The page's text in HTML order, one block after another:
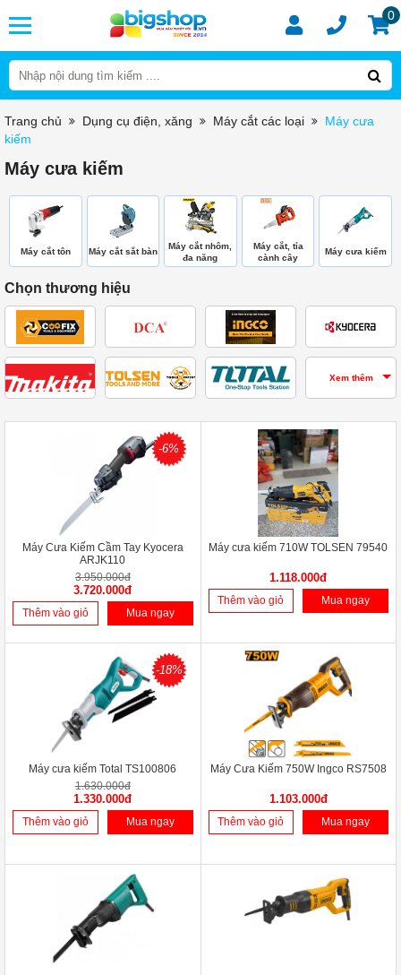
0
Trang chủ Dụng cụ điện, xăng Máy cắt các loại
Máy cưa
kiếm
Máy cưa kiếm
Máy cắt tôn Máy cắt sắt bàn
Máy cắt nhôm,
đa năng
Máy cắt, tỉa
cành cây
Máy cưa kiếm
Chọn thương hiệu
Xem thêm
-6%
Máy Cưa Kiếm Cầm Tay Kyocera
ARJK110
3.950.000đ
3.720.000đ
Thêm vào giỏ Mua ngay
Máy cưa kiếm 710W TOLSEN 79540
1.118.000đ
Thêm vào giỏ Mua ngay
-18%
Máy cưa kiếm Total TS100806
1.630.000đ
1.330.000đ
Thêm vào giỏ Mua ngay
Máy Cưa Kiếm 750W Ingco RS7508
1.103.000đ
Thêm vào giỏ Mua ngay